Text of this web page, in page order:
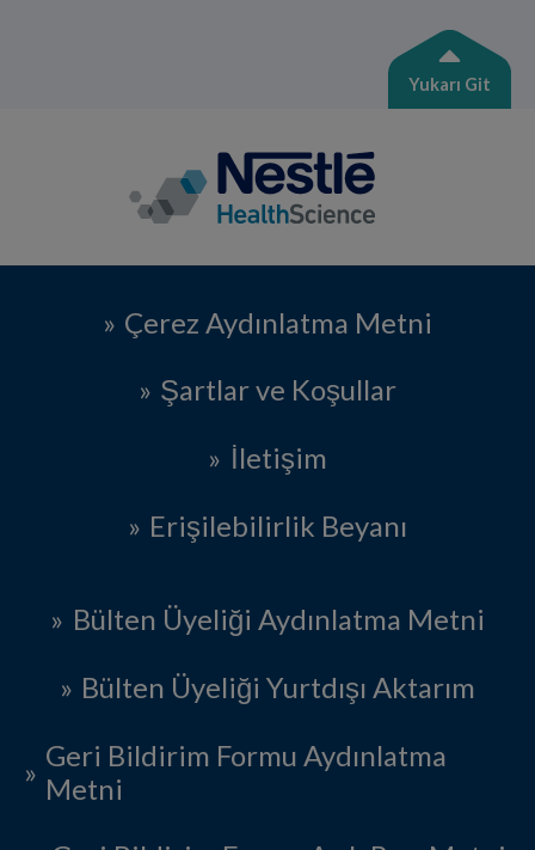
Yukarı Git
Çerez Aydınlatma Metni
Şartlar ve Koşullar
İletişim
Erişilebilirlik Beyanı
Bülten Üyeliği Aydınlatma Metni
Bülten Üyeliği Yurtdışı Aktarım
Geri Bildirim Formu Aydınlatma
Metni